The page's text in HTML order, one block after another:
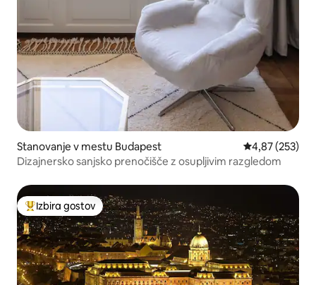
Stanovanje v mestu Budapest Povprečna
4,87 (253)
Dizajnersko sanjsko prenočišče z osupljivim razgledom
Najbolj priljubljena prenočišča z značko »Izbira gostov«
Izbira gostov